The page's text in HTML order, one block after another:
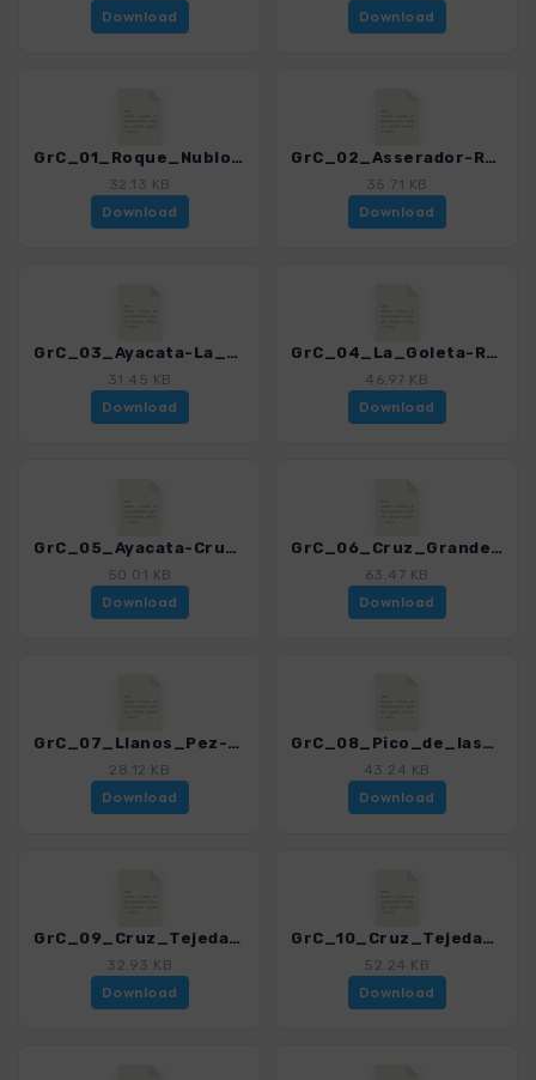
Download
Download
GrC_01_Roque_Nublo_4459_12.gpx
32.13 KB
Download
GrC_02_Asserador-Roque_Nublo_4459_12.gpx
35.71 KB
Download
GrC_03_Ayacata-La_Goleta_4459_12.gpx
31.45 KB
Download
GrC_04_La_Goleta-Runde_4459_12.gpx
46.97 KB
Download
GrC_05_Ayacata-Cruz_Grande_4459_12.gpx
50.01 KB
Download
GrC_06_Cruz_Grande-Pico_Nieves_4459_12.gpx
63.47 KB
Download
GrC_07_Llanos_Pez-Pico_Nieves_4459_12.gpx
28.12 KB
Download
GrC_08_Pico_de_las_Nieves-San_Mateo_4459_12.gpx
43.24 KB
Download
GrC_09_Cruz_Tejeda-Cuevas_Caballero_4459_12.gpx
32.93 KB
Download
GrC_10_Cruz_Tejeda-Artenara_4459_12.gpx
52.24 KB
Download